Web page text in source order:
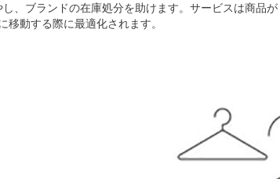
、ブランドの在庫処分を助けます。サービスは商品が
動する際に最適化されます。